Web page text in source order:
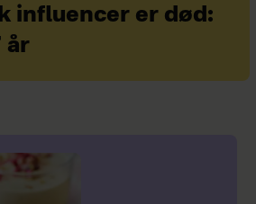
influencer er død:
år